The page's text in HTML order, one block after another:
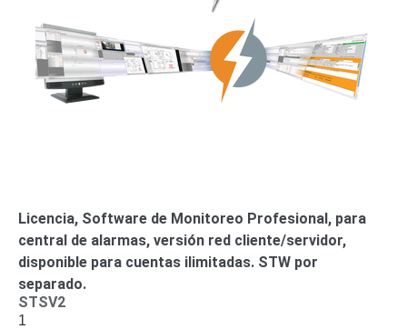
Licencia, Software de Monitoreo Profesional, para
central de alarmas, versión red cliente/servidor,
disponible para cuentas ilimitadas. STW por
separado.
STSV2
1